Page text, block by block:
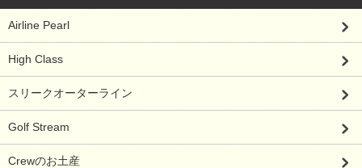
Airline Pearl
High Class
スリークオーターライン
Golf Stream
Crewのお土産